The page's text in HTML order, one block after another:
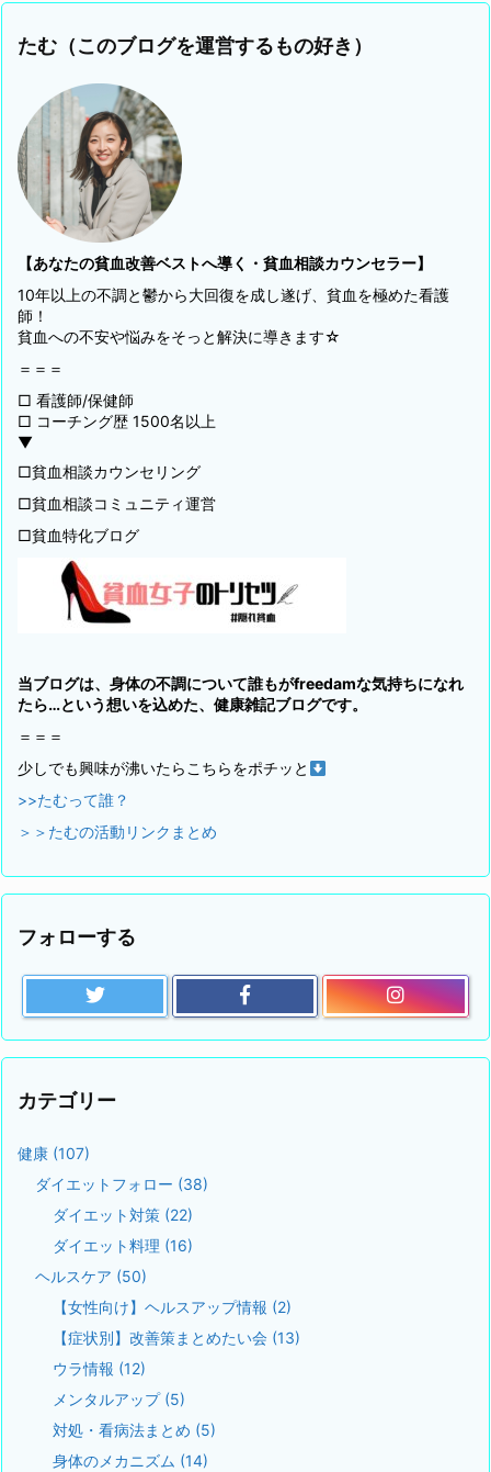
たむ（このブログを運営するもの好き）
【あなたの貧血改善ベストへ導く・貧血相談カウンセラー】
10年以上の不調と鬱から大回復を成し遂げ、貧血を極めた看護
師！
貧血への不安や悩みをそっと解決に導きます☆
＝＝＝
□ 看護師/保健師
□ コーチング歴 1500名以上
▼
□貧血相談カウンセリング
□貧血相談コミュニティ運営
□貧血特化ブログ
当ブログは、身体の不調について誰もがfreedamな気持ちになれ
たら…という想いを込めた、健康雑記ブログです。
＝＝＝
少しでも興味が沸いたらこちらをポチッと
>>たむって誰？
＞＞たむの活動リンクまとめ
フォローする
カテゴリー
健康 (107)
ダイエットフォロー (38)
ダイエット対策 (22)
ダイエット料理 (16)
ヘルスケア (50)
【女性向け】ヘルスアップ情報 (2)
【症状別】改善策まとめたい会 (13)
ウラ情報 (12)
メンタルアップ (5)
対処・看病法まとめ (5)
身体のメカニズム (14)